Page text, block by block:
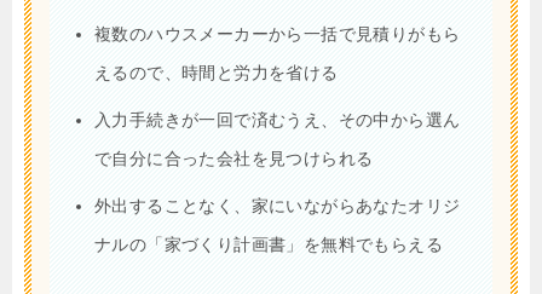
複数のハウスメーカーから一括で見積りがもら
えるので、時間と労力を省ける
入力手続きが一回で済むうえ、その中から選ん
で自分に合った会社を見つけられる
外出することなく、家にいながらあなたオリジ
ナルの「家づくり計画書」を無料でもらえる